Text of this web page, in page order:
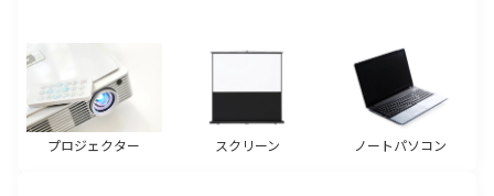
プロジェクター スクリーン ノートパソコン